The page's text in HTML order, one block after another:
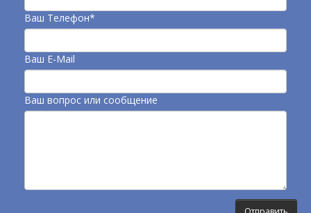
Ваш Телефон*
Ваш E-Mail
Ваш вопрос или сообщение